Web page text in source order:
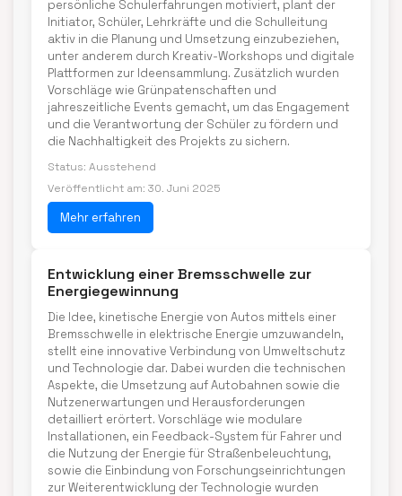
persönliche Schulerfahrungen motiviert, plant der
Initiator, Schüler, Lehrkräfte und die Schulleitung
aktiv in die Planung und Umsetzung einzubeziehen,
unter anderem durch Kreativ-Workshops und digitale
Plattformen zur Ideensammlung. Zusätzlich wurden
Vorschläge wie Grünpatenschaften und
jahreszeitliche Events gemacht, um das Engagement
und die Verantwortung der Schüler zu fördern und
die Nachhaltigkeit des Projekts zu sichern.
Status: Ausstehend
Veröffentlicht am: 30. Juni 2025
Mehr erfahren
Entwicklung einer Bremsschwelle zur
Energiegewinnung
Die Idee, kinetische Energie von Autos mittels einer
Bremsschwelle in elektrische Energie umzuwandeln,
stellt eine innovative Verbindung von Umweltschutz
und Technologie dar. Dabei wurden die technischen
Aspekte, die Umsetzung auf Autobahnen sowie die
Nutzenerwartungen und Herausforderungen
detailliert erörtert. Vorschläge wie modulare
Installationen, ein Feedback-System für Fahrer und
die Nutzung der Energie für Straßenbeleuchtung,
sowie die Einbindung von Forschungseinrichtungen
zur Weiterentwicklung der Technologie wurden